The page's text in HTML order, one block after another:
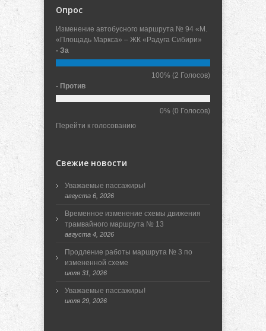
Опрос
Изменение автобусного маршрута № 94 «М.
«Площадь Маркса» – ЖК «Радуга Сибири»
- За
100% (2 Голосов)
- Против
0% (0 Голосов)
Перейти к голосованию
Свежие новости
Уважаемые пассажиры!
августа 6, 2026
Временное изменение схемы движения
трамвайного маршрута № 13
августа 4, 2026
Продление работы маршрута № 3 по
измененной схеме
июля 31, 2026
Уважаемые пассажиры!
июля 29, 2026